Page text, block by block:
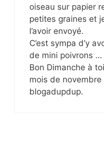
oiseau sur papier
petites graines et
l’avoir envoyé.
C’est sympa d’y
de mini poivrons …
Bon Dimanche à
mois de
blogadupdup.